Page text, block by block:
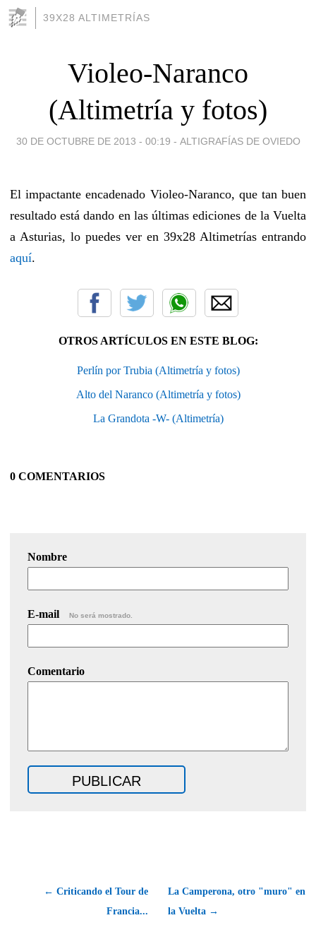
39X28 ALTIMETRÍAS
Violeo-Naranco
(Altimetría y fotos)
30 DE OCTUBRE DE 2013 - 00:19 - ALTIGRAFÍAS DE OVIEDO
El impactante encadenado Violeo-Naranco, que tan buen
resultado está dando en las últimas ediciones de la Vuelta
a Asturias, lo puedes ver en 39x28 Altimetrías entrando
aquí.
OTROS ARTÍCULOS EN ESTE BLOG:
Perlín por Trubia (Altimetría y fotos)
Alto del Naranco (Altimetría y fotos)
La Grandota -W- (Altimetría)
0 COMENTARIOS
Nombre
E-mail No será mostrado.
Comentario
← Criticando el Tour de
Francia...
La Camperona, otro "muro" en
la Vuelta →